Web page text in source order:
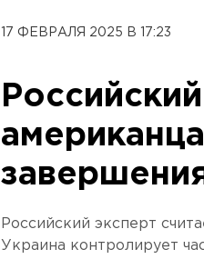
17 ФЕВРАЛЯ 2025 В 17:23
Российский эксперт
Украина контролирует